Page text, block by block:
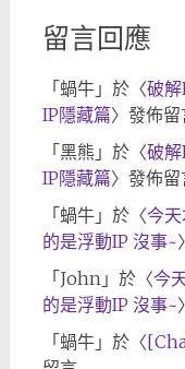
留言回應
「蝸牛」於〈破
IP隱藏篇〉發佈留
「黑熊 」於〈破
IP隱藏篇〉發佈留
「蝸牛」於〈今
的是浮動IP 沒事~
「John 」於〈今
的是浮動IP 沒事~
「蝸牛」於〈